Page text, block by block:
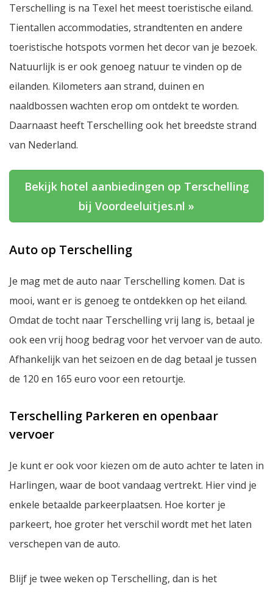
Terschelling is na Texel het meest toeristische eiland.
Tientallen accommodaties, strandtenten en andere
toeristische hotspots vormen het decor van je bezoek.
Natuurlijk is er ook genoeg natuur te vinden op de
eilanden. Kilometers aan strand, duinen en
naaldbossen wachten erop om ontdekt te worden.
Daarnaast heeft Terschelling ook het breedste strand
van Nederland.
Bekijk hotel aanbiedingen op Terschelling
bij Voordeeluitjes.nl »
Auto op Terschelling
Je mag met de auto naar Terschelling komen. Dat is
mooi, want er is genoeg te ontdekken op het eiland.
Omdat de tocht naar Terschelling vrij lang is, betaal je
ook een vrij hoog bedrag voor het vervoer van de auto.
Afhankelijk van het seizoen en de dag betaal je tussen
de 120 en 165 euro voor een retourtje.
Terschelling Parkeren en openbaar
vervoer
Je kunt er ook voor kiezen om de auto achter te laten in
Harlingen, waar de boot vandaag vertrekt. Hier vind je
enkele betaalde parkeerplaatsen. Hoe korter je
parkeert, hoe groter het verschil wordt met het laten
verschepen van de auto.
Blijf je twee weken op Terschelling, dan is het